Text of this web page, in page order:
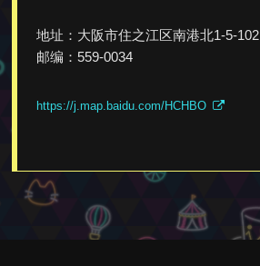
地址：大阪市住之江区南港北1-5-102
邮编：559-0034
https://j.map.baidu.com/HCHBO